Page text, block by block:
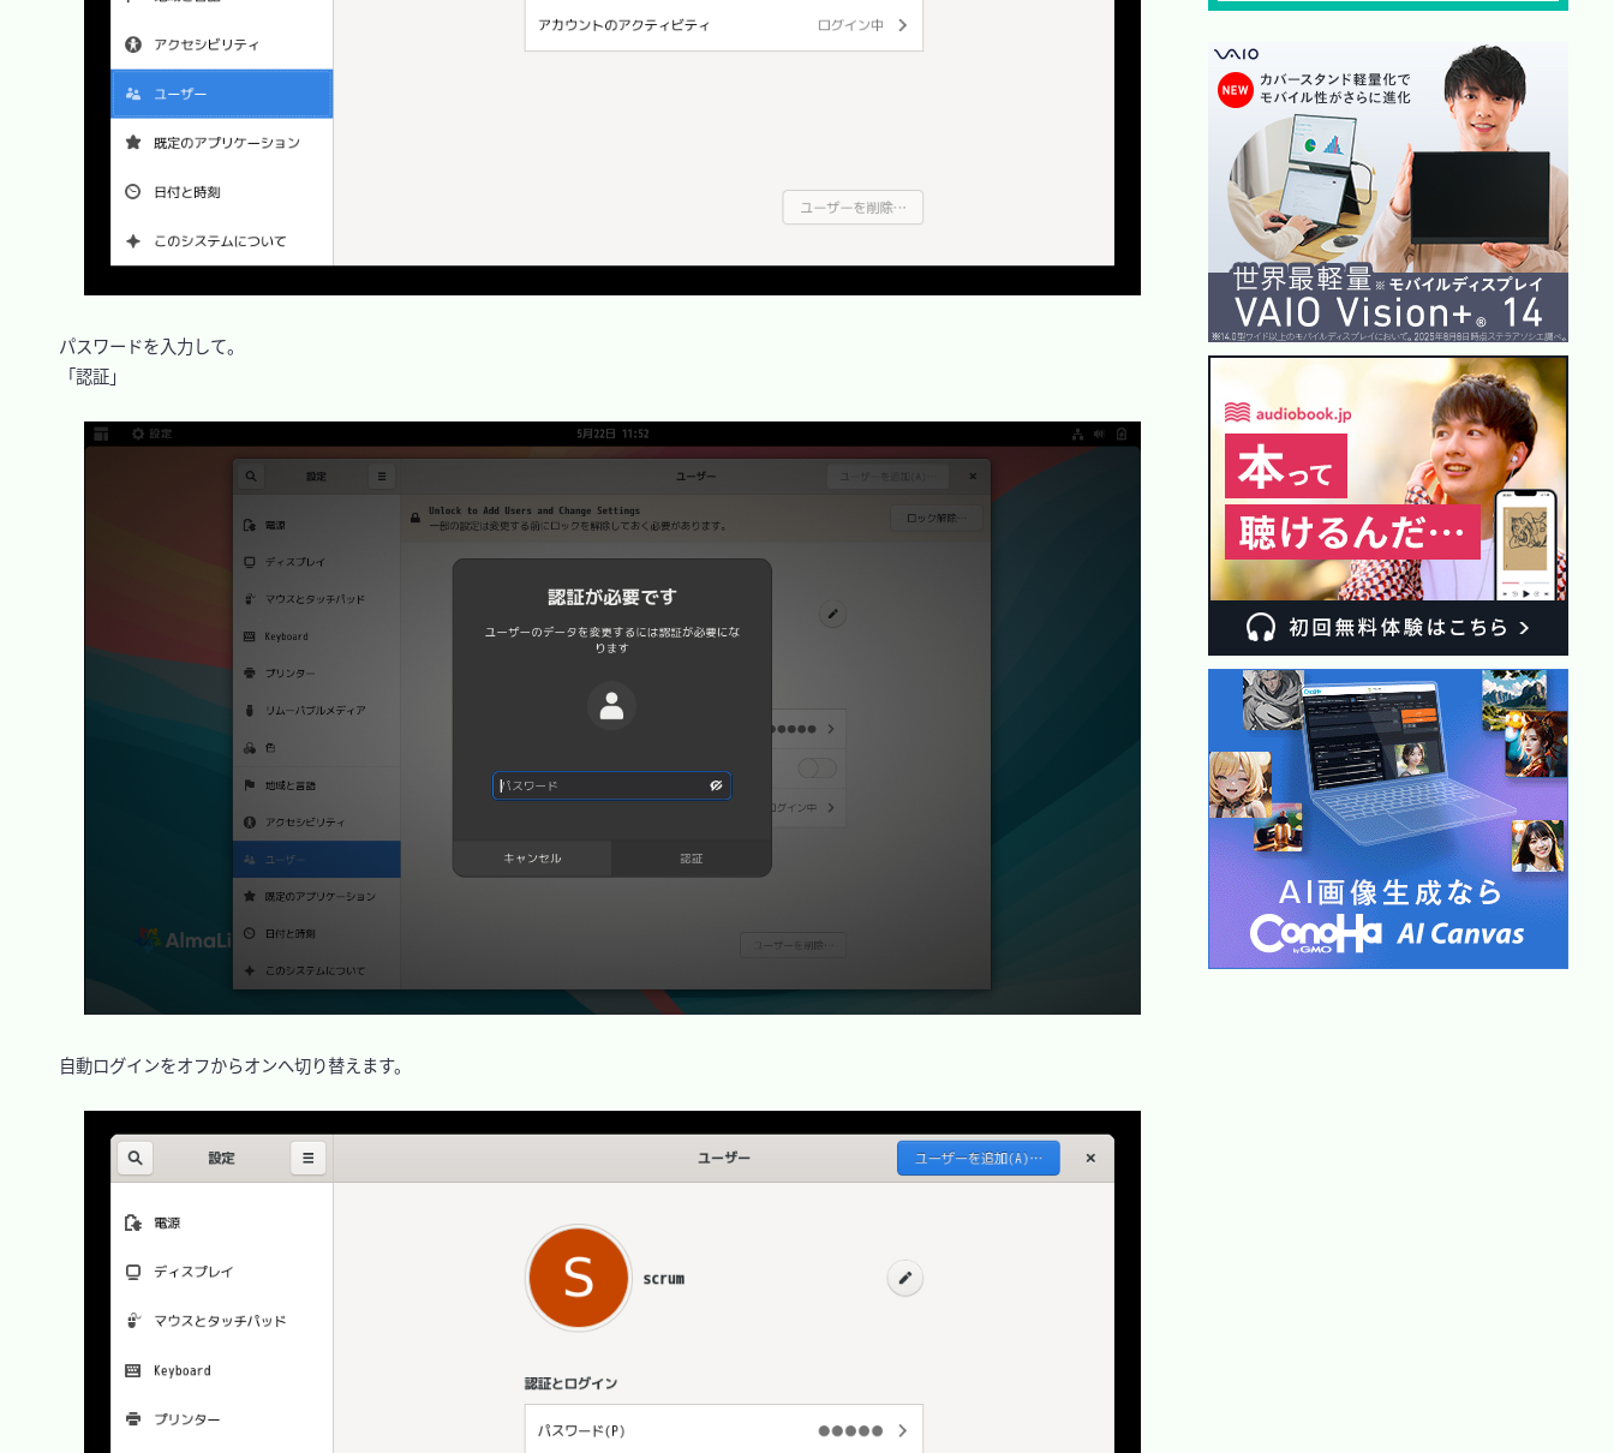
パスワードを入力して。
「認証」
自動ログインをオフからオンへ切り替えます。